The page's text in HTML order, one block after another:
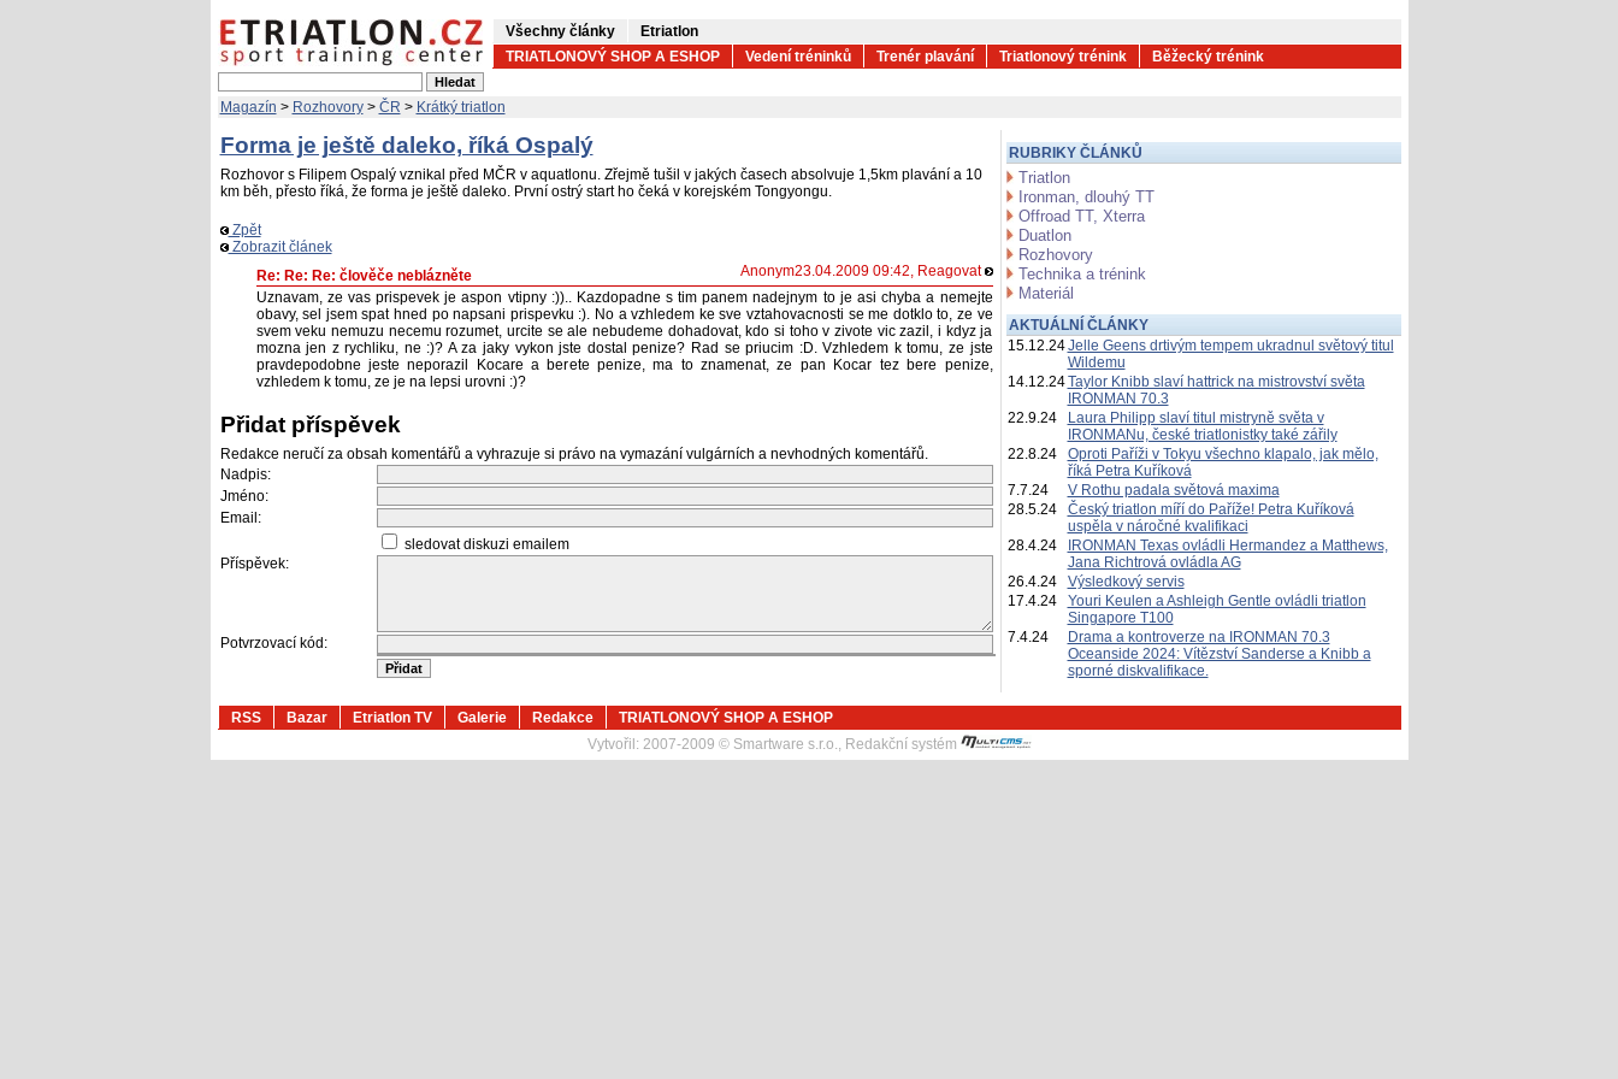
Všechny články
Etriatlon
TRIATLONOVÝ SHOP A ESHOP
Vedení tréninků Trenér plavání Triatlonový trénink Běžecký trénink
Magazín > Rozhovory> ČR > Krátký triatlon
Forma je ještě daleko, říká Ospalý
Rozhovor s Filipem Ospalý vznikal před MČR v aquatlonu. Zřejmě tušil v jakých časech absolvuje 1,5km plavání a 10
km běh, přesto říká, že forma je ještě daleko. První ostrý start ho čeká v korejském Tongyongu.
Zpět
Zobrazit článek
Re: Re: Re: člověče neblázněte
Anonym23.04.2009 09:42, Reagovat
Uznavam, ze vas prispevek je aspon vtipny :)).. Kazdopadne s tim panem nadejnym to je asi chyba a nemejte
obavy, sel jsem spat hned po napsani prispevku :). No a vzhledem ke sve vztahovacnosti se me dotklo to, ze ve
svem veku nemuzu necemu rozumet, urcite se ale nebudeme dohadovat, kdo si toho v zivote vic zazil, i kdyz ja
mozna jen z rychliku, ne :)? A za jaky vykon jste dostal penize? Rad se priucim :D. Vzhledem k tomu, ze jste
pravdepodobne jeste neporazil Kocare a berete penize, ma to znamenat, ze pan Kocar tez bere penize,
vzhledem k tomu, ze je na lepsi urovni :)?
Přidat příspěvek
Redakce neručí za obsah komentářů a vyhrazuje si právo na vymazání vulgárních a nevhodných komentářů.
Nadpis:
Jméno:
Email:
sledovat diskuzi emailem
Příspěvek:
Potvrzovací kód:
RUBRIKY ČLÁNKŮ
Triatlon
Ironman, dlouhý TT
Offroad TT, Xterra
Duatlon
Rozhovory
Technika a trénink
Materiál
AKTUÁLNÍ ČLÁNKY
15.12.24Jelle Geens drtivým tempem ukradnul světový titul
Wildemu
14.12.24Taylor Knibb slaví hattrick na mistrovství světa
IRONMAN 70.3
22.9.24
Laura Philipp slaví titul mistryně světa v
IRONMANu, české triatlonistky také zářily
22.8.24
Oproti Paříži v Tokyu všechno klapalo, jak mělo,
říká Petra Kuříková
7.7.24
V Rothu padala světová maxima
28.5.24
Český triatlon míří do Paříže! Petra Kuříková
uspěla v náročné kvalifikaci
28.4.24
IRONMAN Texas ovládli Hermandez a Matthews,
Jana Richtrová ovládla AG
26.4.24
Výsledkový servis
17.4.24
Youri Keulen a Ashleigh Gentle ovládli triatlon
Singapore T100
7.4.24
Drama a kontroverze na IRONMAN 70.3
Oceanside 2024: Vítězství Sanderse a Knibb a
sporné diskvalifikace.
RSS Bazar Etriatlon TV Galerie Redakce
TRIATLONOVÝ SHOP A ESHOP
Vytvořil: 2007-2009 © Smartware s.r.o., Redakční systém